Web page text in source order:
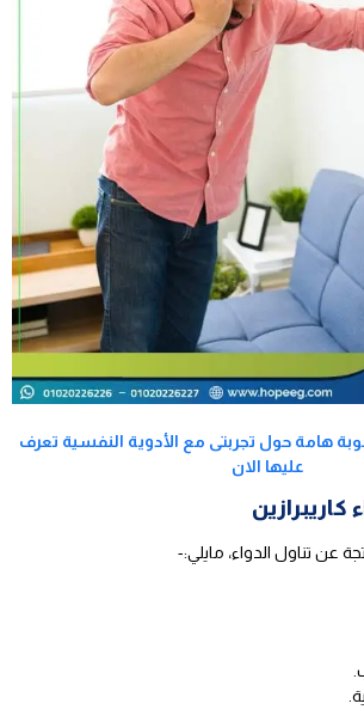
هامة حول تجربتى مع الأدوية النفسية تعرف
عليها الان
كاريبرازين
عن تناول الدواء، مايلي:-